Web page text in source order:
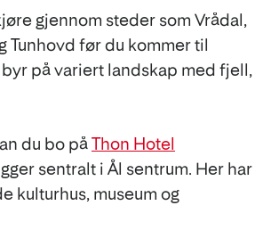
gjennom steder som Vrådal,
Tunhovd før du kommer til
byr på variert landskap med fjell,
du bo påThon Hotel
sentralt i Ål sentrum. Her har
kulturhus, museum og